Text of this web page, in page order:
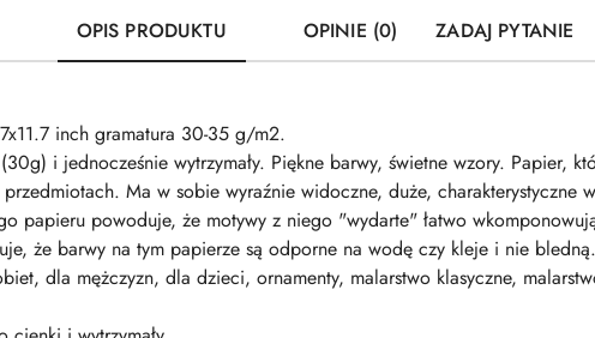
OPIS PRODUKTU OPINIE (0) ZADAJ PYTANIE
inch gramatura 30-35 g/m2.
i jednocześnie wytrzymały. Piękne barwy, świetne wzory. Papier,
Ma w sobie wyraźnie widoczne, duże, charakterystyczne
papieru powoduje, że motywy z niego "wydarte" łatwo
że barwy na tym papierze są odporne na wodę czy kleje i nie
dla mężczyzn, dla dzieci, ornamenty, malarstwo klasyczne,